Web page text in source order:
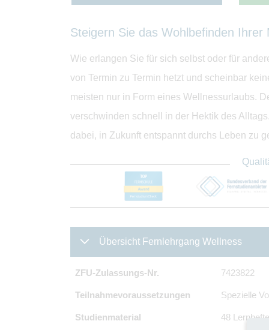
Steigern Sie das Wohlbefinden Ihrer
Wie erlangen Sie für sich selbst oder für
von Termin zu Termin hetzt und scheinbar
meisten nur in Form eines Wellnessurlaubs.
verschwinden schnell in der Hektik des
dabei, in Zukunft entspannt durchs Leben zu
Übersicht Fernlehrgang Wellness
ZFU-Zulassungs-Nr. 7423822
Teilnahmevoraussetzungen Spezielle
Studienmaterial 48 Lernhefte.